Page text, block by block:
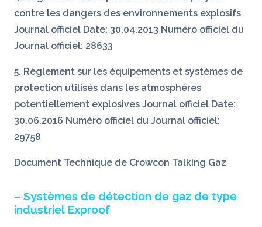
contre les dangers des environnements explosifs
Journal officiel Date: 30.04.2013 Numéro officiel du
Journal officiel: 28633
5. Règlement sur les équipements et systèmes de
protection utilisés dans les atmosphères
potentiellement explosives Journal officiel Date:
30.06.2016 Numéro officiel du Journal officiel:
29758
Document Technique de Crowcon Talking Gaz
– Systèmes de détection de gaz de type
industriel Exproof